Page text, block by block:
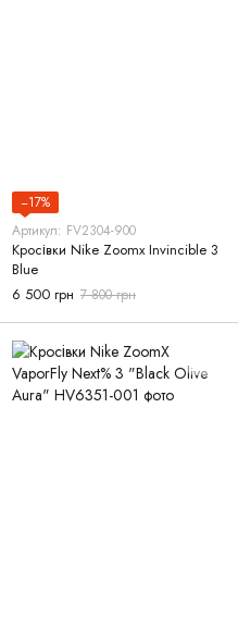
−17%
Артикул: FV2304-900
Кросівки Nike Zoomx Invincible 3
Blue
6 500 грн 7 800 грн